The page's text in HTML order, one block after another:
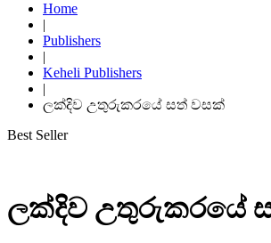
Home
|
Publishers
|
Keheli Publishers
|
ලක්දිව උතුරුකරයේ සත් වසක්
Best Seller
ලක්දිව උතුරුකරයේ